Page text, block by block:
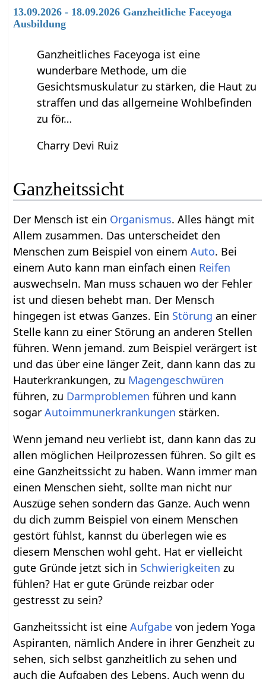
13.09.2026 - 18.09.2026 Ganzheitliche Faceyoga
Ausbildung
Ganzheitliches Faceyoga ist eine
wunderbare Methode, um die
Gesichtsmuskulatur zu stärken, die Haut zu
straffen und das allgemeine Wohlbefinden
zu för…
Charry Devi Ruiz
Ganzheitssicht
Der Mensch ist ein Organismus. Alles hängt mit
Allem zusammen. Das unterscheidet den
Menschen zum Beispiel von einemAuto. Bei
einem Auto kann man einfach einen Reifen
auswechseln. Man muss schauen wo der Fehler
ist und diesen behebt man. Der Mensch
hingegen ist etwas Ganzes. Ein Störung an einer
Stelle kann zu einer Störung an anderen Stellen
führen. Wenn jemand. zum Beispiel verärgert ist
und das über eine länger Zeit, dann kann das zu
Hauterkrankungen, zu Magengeschwüren
führen, zu Darmproblemen führen und kann
sogarAutoimmunerkrankungen stärken.
Wenn jemand neu verliebt ist, dann kann das zu
allen möglichen Heilprozessen führen. So gilt es
eine Ganzheitssicht zu haben. Wann immer man
einen Menschen sieht, sollte man nicht nur
Auszüge sehen sondern das Ganze. Auch wenn
du dich zumm Beispiel von einem Menschen
gestört fühlst, kannst du überlegen wie es
diesem Menschen wohl geht. Hat er vielleicht
gute Gründe jetzt sich in Schwierigkeiten zu
fühlen? Hat er gute Gründe reizbar oder
gestresst zu sein?
Ganzheitssicht ist eineAufgabe von jedem Yoga
Aspiranten, nämlich Andere in ihrer Genzheit zu
sehen, sich selbst ganzheitlich zu sehen und
auch die Aufgaben des Lebens. Auch wenn du